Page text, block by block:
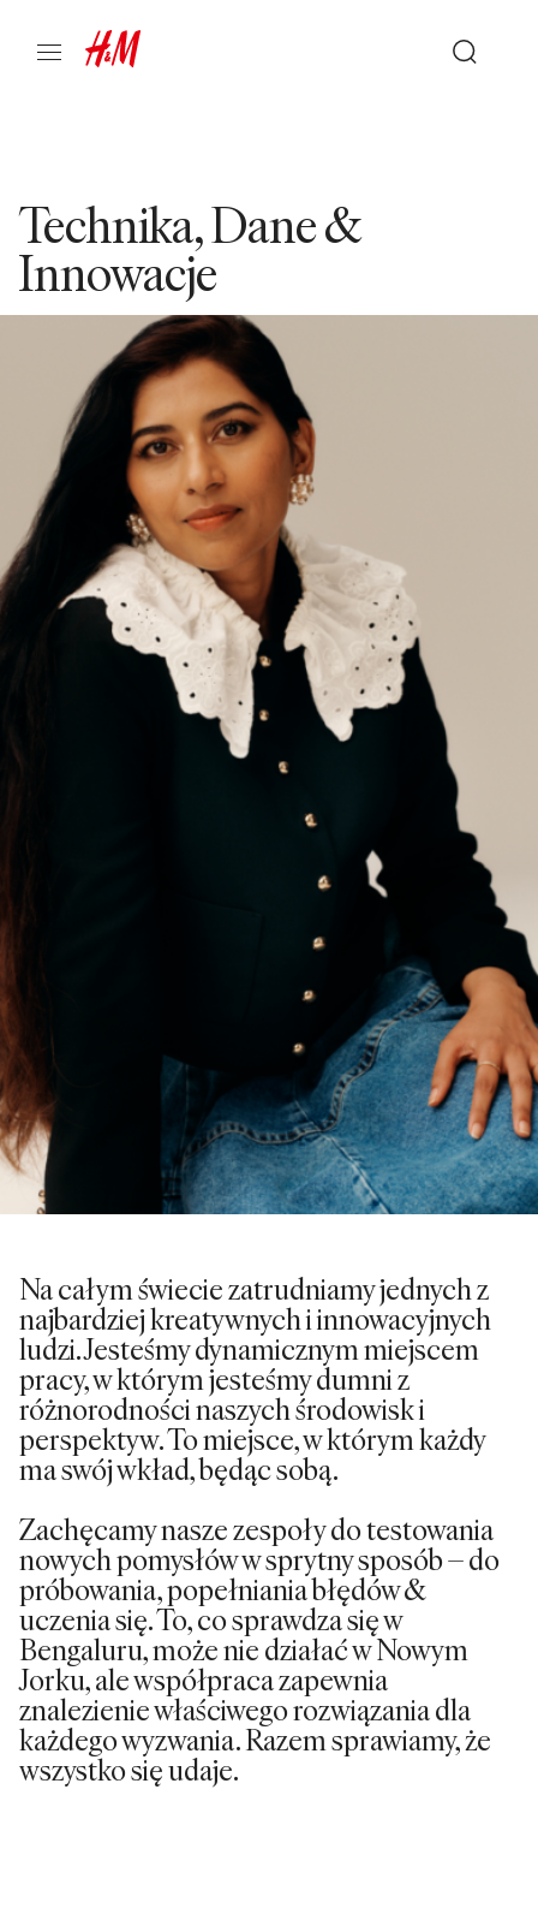
Technika, Dane &
Innowacje
Na całym świecie zatrudniamy jednych z
najbardziej kreatywnych i innowacyjnych
ludzi. Jesteśmy dynamicznym miejscem
pracy, w którym jesteśmy dumni z
różnorodności naszych środowisk i
perspektyw. To miejsce, w którym każdy
ma swój wkład, będąc sobą.
Zachęcamy nasze zespoły do testowania
nowych pomysłów w sprytny sposób – do
próbowania, popełniania błędów &
uczenia się. To, co sprawdza się w
Bengaluru, może nie działać w Nowym
Jorku, ale współpraca zapewnia
znalezienie właściwego rozwiązania dla
każdego wyzwania. Razem sprawiamy, że
wszystko się udaje.